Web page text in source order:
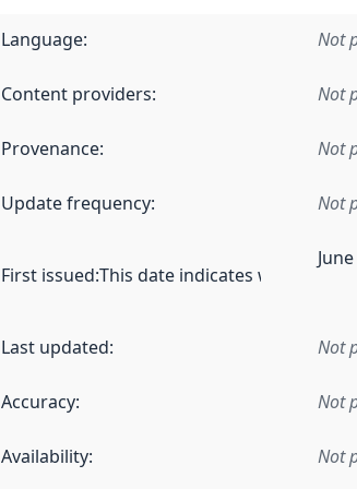
Language: Not
Content providers: Not
Provenance: Not
Update frequency: Not
First issued:This date indicates when the
Last updated: Not
Accuracy: Not
Availability: Not